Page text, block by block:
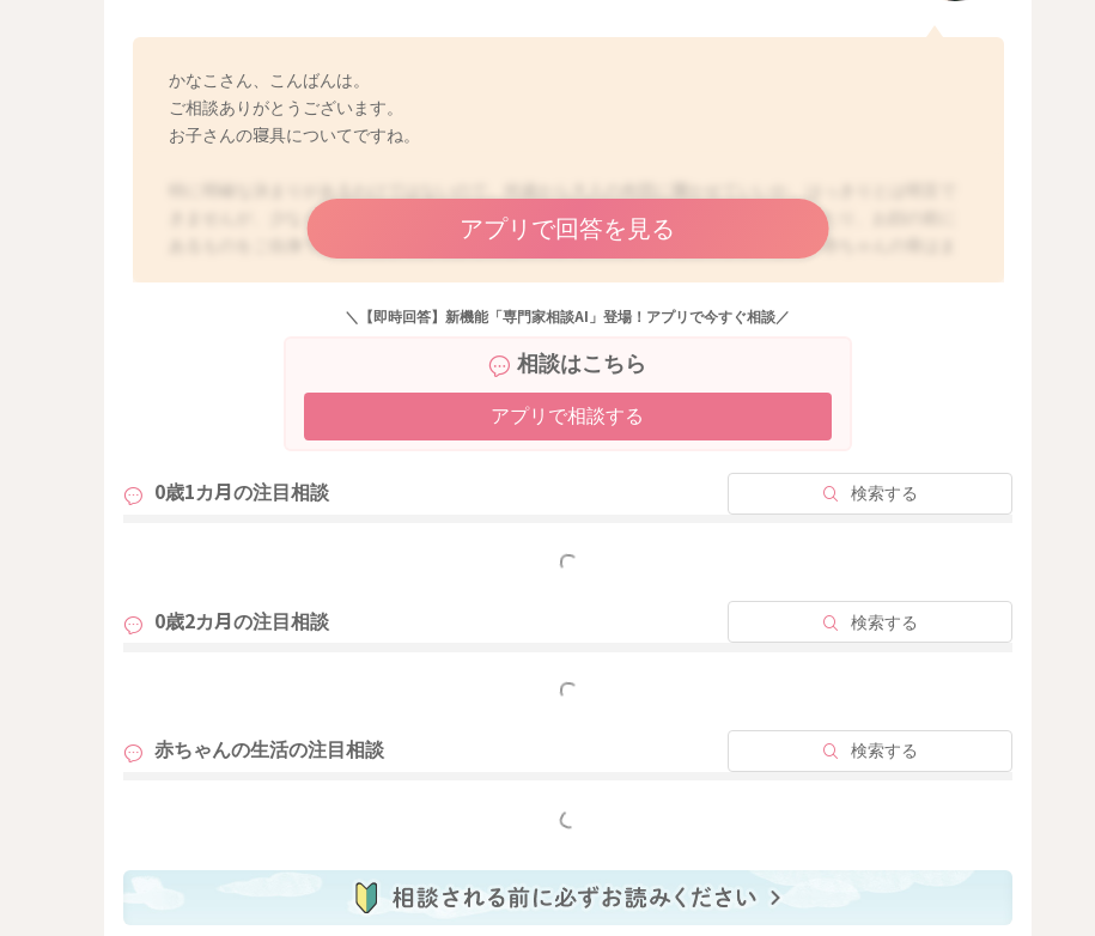
かなこさん、こんばんは。
ご相談ありがとうございます。
お子さんの寝具についてですね。
きませんが、少なくとも、お子さんご自身が寝返りをして、自由に寝る体勢を変えられたり、お顔の前に
あるものをご自身で取ることができるようになってからの方が安心と思います。また、赤ちゃんの骨はま
ー布団は赤ちゃんの成長に沿った、背骨をしっかりサポートする適度な硬さがあるものが多いですし、一
般的に赤ちゃん用として販売されている寝具は、柔らかすぎたり、窒息をする可能性のあるようなものは
あまりないと思います。 大人の寝具に一緒に寝る場合に、羽毛布団などで、身体が沈みすぎてしまう恐れ
がありますので、注意が必要と言われています。もし、大人の寝具をご用意なさる場合には、硬いマット
を使用する、たるみのないシーツをつけていただくなど工夫なさっていただいたり、ベビー布団を大人の
様々で、一概にどの硬さとは言いにくいですが、ご心配なようでしたら、お試しになってみてください
アプリで回答を見る
2025/9/17 22:46
＼【即時回答】新機能「専門家相談AI」登場！アプリで今すぐ相談／
相談はこちら
アプリで相談する
0歳1カ月の注目相談 検索する
もっと見る
0歳2カ月の注目相談 検索する
もっと見る
赤ちゃんの生活の注目相談 検索する
もっと見る